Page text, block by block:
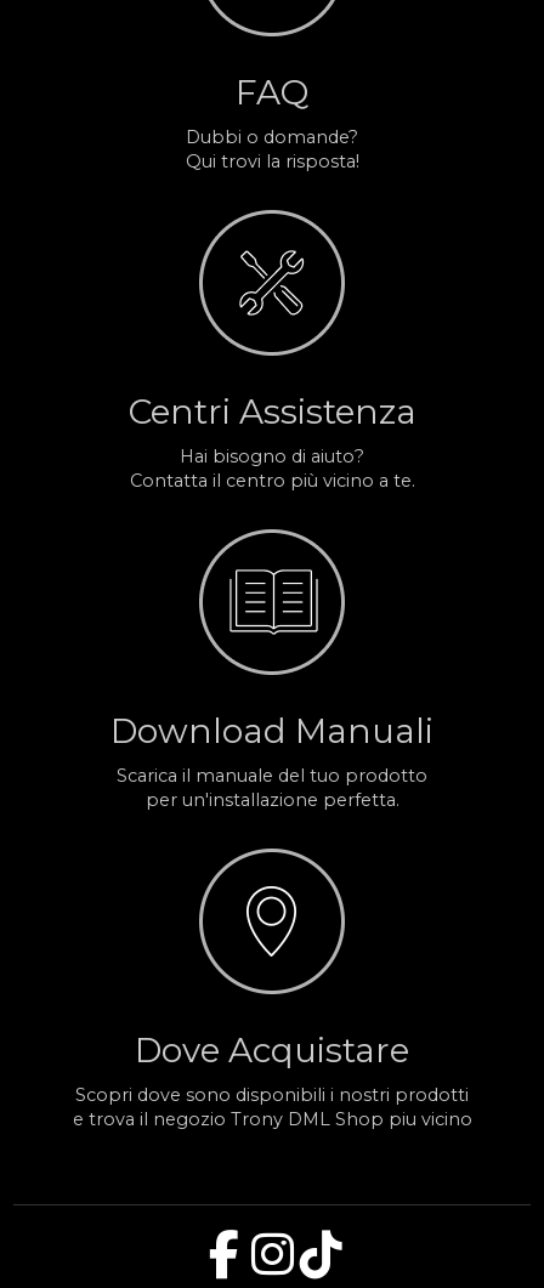
FAQ
Dubbi o domande?
Qui trovi la risposta!
Centri Assistenza
Hai bisogno di aiuto?
Contatta il centro più vicino a te.
Download Manuali
Scarica il manuale del tuo prodotto
per un'installazione perfetta.
Dove Acquistare
Scopri dove sono disponibili i nostri prodotti
e trova il negozio Trony DML Shop piu vicino